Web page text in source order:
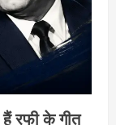
रफी के गीत